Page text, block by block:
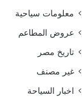
معلومات سياحية
عروض المطاعم
تاريخ مصر
غير مصنف
اخبار السياحة